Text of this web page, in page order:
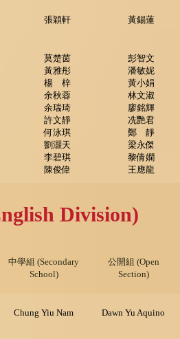
張穎軒 黃錫蓮
莫楚茵
黃雅彤
楊 梓
余秋蓉
余瑞琦
許文靜
何泳琪
劉灝天
李碧琪
陳俊偉
彭智文
潘敏妮
黃小娟
林文淑
廖銘輝
冼艷君
鄭 靜
梁永傑
黎倩嫻
王應龍
Division)
中學組 (Secondary
School)
公開組 (Open
Section)
Chung Yiu Nam Dawn Yu Aquino